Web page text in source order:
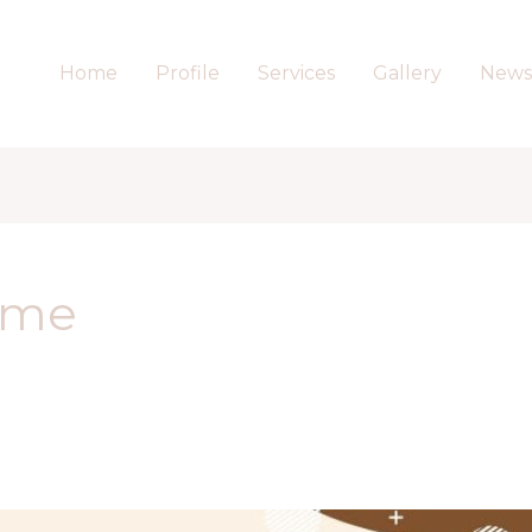
Home Profile Services Gallery News